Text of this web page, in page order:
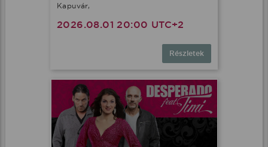
Kapuvár,
2026.08.01 20:00 UTC+2
Részletek